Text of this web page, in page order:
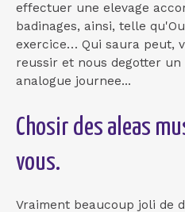
effectuer une elevage
badinages, ainsi, telle
exercice… Qui saura peut,
reussir et nous degotter
analogue journee...
Chosir des aleas
vous.
Vraiment beaucoup joli de